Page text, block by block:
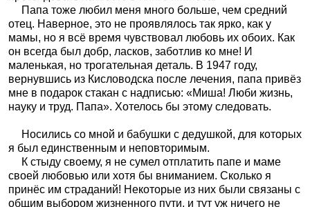
Папа тоже любил меня много больше, чем средний
отец. Наверное, это не проявлялось так ярко, как у
мамы, но я всё время чувствовал любовь их обоих. Как
он всегда был добр, ласков, заботлив ко мне! И
маленькая, но трогательная деталь. В 1947 году,
вернувшись из Кисловодска после лечения, папа привёз
мне в подарок стакан с надписью: «Миша! Люби жизнь,
науку и труд. Папа». Хотелось бы этому следовать.
Носились со мной и бабушки с дедушкой, для которых
я был единственным и неповторимым.
К стыду своему, я не сумел отплатить папе и маме
своей любовью или хотя бы вниманием. Сколько я
принёс им страданий! Некоторые из них были связаны с
общим выбором жизненного пути, и тут уж ничего не